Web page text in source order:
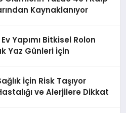
Kaynaklanıyor
Yapımı Bitkisel Rolon
Yaz Günleri İçin
İçin Risk Taşıyor
ve Alerjilere Dikkat